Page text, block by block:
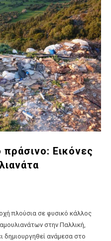
Εικόνες
πλούσια σε φυσικό κάλλος
στην Παλλική,
δημιουργηθεί ανάμεσα στο